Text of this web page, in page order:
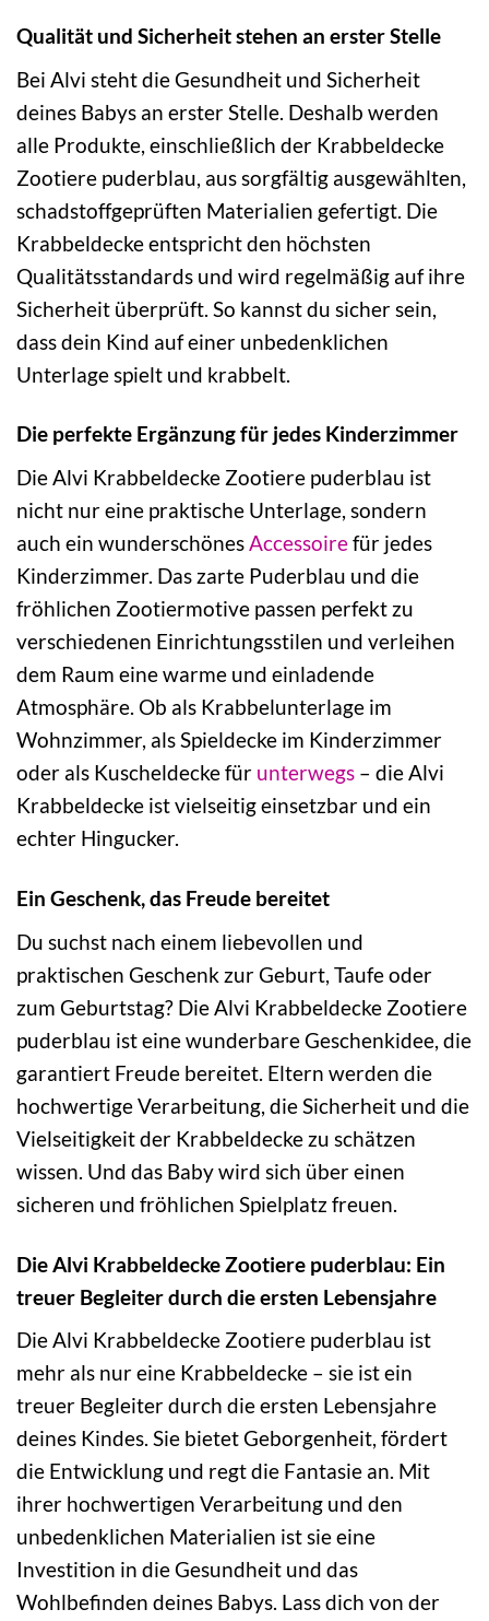
Qualität und Sicherheit stehen an erster Stelle
Bei Alvi steht die Gesundheit und Sicherheit
deines Babys an erster Stelle. Deshalb werden
alle Produkte, einschließlich der Krabbeldecke
Zootiere puderblau, aus sorgfältig ausgewählten,
schadstoffgeprüften Materialien gefertigt. Die
Krabbeldecke entspricht den höchsten
Qualitätsstandards und wird regelmäßig auf ihre
Sicherheit überprüft. So kannst du sicher sein,
dass dein Kind auf einer unbedenklichen
Unterlage spielt und krabbelt.
Die perfekte Ergänzung für jedes Kinderzimmer
Die Alvi Krabbeldecke Zootiere puderblau ist
nicht nur eine praktische Unterlage, sondern
auch ein wunderschönesAccessoirefür jedes
Kinderzimmer. Das zarte Puderblau und die
fröhlichen Zootiermotive passen perfekt zu
verschiedenen Einrichtungsstilen und verleihen
dem Raum eine warme und einladende
Atmosphäre. Ob als Krabbelunterlage im
Wohnzimmer, als Spieldecke im Kinderzimmer
oder als Kuscheldecke für unterwegs – die Alvi
Krabbeldecke ist vielseitig einsetzbar und ein
echter Hingucker.
Ein Geschenk, das Freude bereitet
Du suchst nach einem liebevollen und
praktischen Geschenk zur Geburt, Taufe oder
zum Geburtstag? Die Alvi Krabbeldecke Zootiere
puderblau ist eine wunderbare Geschenkidee, die
garantiert Freude bereitet. Eltern werden die
hochwertige Verarbeitung, die Sicherheit und die
Vielseitigkeit der Krabbeldecke zu schätzen
wissen. Und das Baby wird sich über einen
sicheren und fröhlichen Spielplatz freuen.
Die Alvi Krabbeldecke Zootiere puderblau: Ein
treuer Begleiter durch die ersten Lebensjahre
Die Alvi Krabbeldecke Zootiere puderblau ist
mehr als nur eine Krabbeldecke – sie ist ein
treuer Begleiter durch die ersten Lebensjahre
deines Kindes. Sie bietet Geborgenheit, fördert
die Entwicklung und regt die Fantasie an. Mit
ihrer hochwertigen Verarbeitung und den
unbedenklichen Materialien ist sie eine
Investition in die Gesundheit und das
Wohlbefinden deines Babys. Lass dich von der